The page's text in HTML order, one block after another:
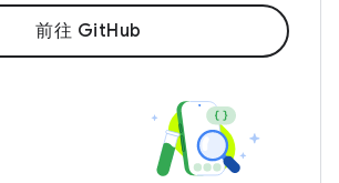
前往 GitHub